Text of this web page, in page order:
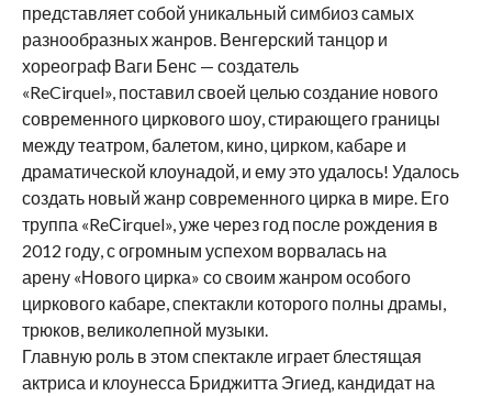
представляет собой уникальный симбиоз самых
разнообразных жанров. Венгерский танцор и
хореограф Ваги Бенс — создатель
«ReCirquel», поставил своей целью создание нового
современного циркового шоу, стирающего границы
между театром, балетом, кино, цирком, кабаре и
драматической клоунадой, и ему это удалось! Удалось
создать новый жанр современного цирка в мире. Его
труппа «ReСirquel», уже через год после рождения в
2012 году, с огромным успехом ворвалась на
арену «Нового цирка» со своим жанром особого
циркового кабаре, спектакли которого полны драмы,
трюков, великолепной музыки.
Главную роль в этом спектакле играет блестящая
актриса и клоунесса Бриджитта Эгиед, кандидат на